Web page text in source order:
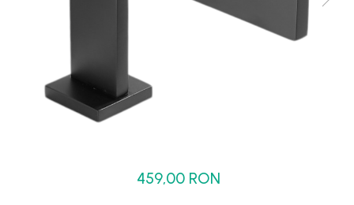
Set dus complet echipat
Baterii bideu
Baterii cada-Coloana dus
459,00 RON